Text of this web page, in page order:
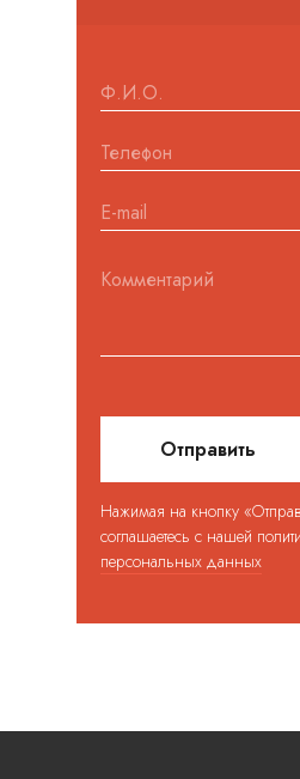
Нажимая на кнопку
соглашаетесь с нашей
персональных данных
Отправить